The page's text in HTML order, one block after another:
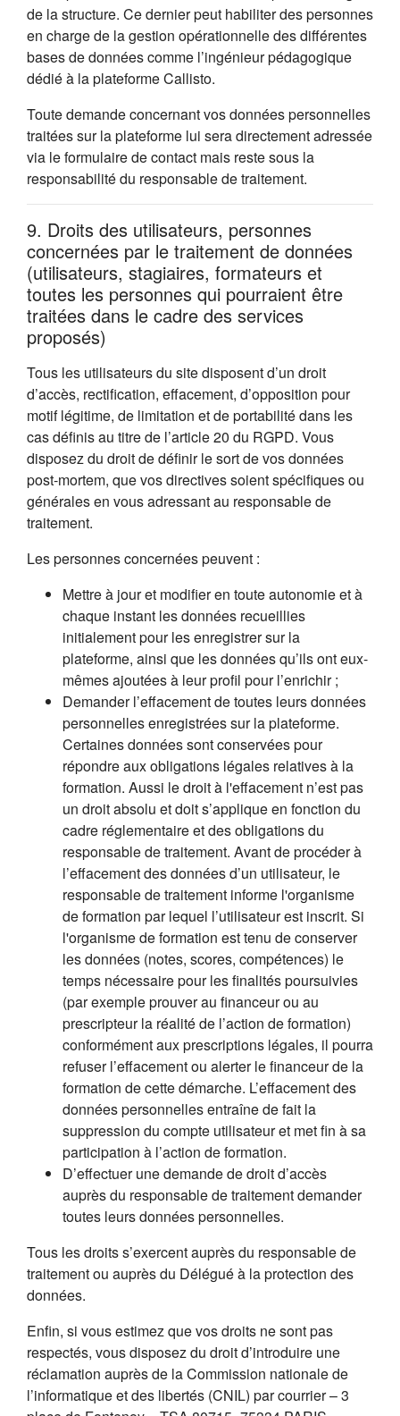
de la structure. Ce dernier peut habiliter des personnes
en charge de la gestion opérationnelle des différentes
bases de données comme l’ingénieur pédagogique
dédié à la plateforme Callisto.
Toute demande concernant vos données personnelles
traitées sur la plateforme lui sera directement adressée
via le formulaire de contact mais reste sous la
responsabilité du responsable de traitement.
9. Droits des utilisateurs, personnes
concernées par le traitement de données
(utilisateurs, stagiaires, formateurs et
toutes les personnes qui pourraient être
traitées dans le cadre des services
proposés)
Tous les utilisateurs du site disposent d’un droit
d’accès, rectification, effacement, d’opposition pour
motif légitime, de limitation et de portabilité dans les
cas définis au titre de l’article 20 du RGPD. Vous
disposez du droit de définir le sort de vos données
post-mortem, que vos directives soient spécifiques ou
générales en vous adressant au responsable de
traitement.
Les personnes concernées peuvent :
Mettre à jour et modifier en toute autonomie et à
chaque instant les données recueillies
initialement pour les enregistrer sur la
plateforme, ainsi que les données qu’ils ont eux-
mêmes ajoutées à leur profil pour l’enrichir ;
Demander l’effacement de toutes leurs données
personnelles enregistrées sur la plateforme.
Certaines données sont conservées pour
répondre aux obligations légales relatives à la
formation. Aussi le droit à l'effacement n’est pas
un droit absolu et doit s’applique en fonction du
cadre réglementaire et des obligations du
responsable de traitement. Avant de procéder à
l’effacement des données d’un utilisateur, le
responsable de traitement informe l'organisme
de formation par lequel l’utilisateur est inscrit. Si
l'organisme de formation est tenu de conserver
les données (notes, scores, compétences) le
temps nécessaire pour les finalités poursuivies
(par exemple prouver au financeur ou au
prescripteur la réalité de l’action de formation)
conformément aux prescriptions légales, il pourra
refuser l’effacement ou alerter le financeur de la
formation de cette démarche. L’effacement des
données personnelles entraîne de fait la
suppression du compte utilisateur et met fin à sa
participation à l’action de formation.
D’effectuer une demande de droit d’accès
auprès du responsable de traitement demander
toutes leurs données personnelles.
Tous les droits s’exercent auprès du responsable de
traitement ou auprès du Délégué à la protection des
données.
Enfin, si vous estimez que vos droits ne sont pas
respectés, vous disposez du droit d’introduire une
réclamation auprès de la Commission nationale de
l’informatique et des libertés (CNIL) par courrier – 3